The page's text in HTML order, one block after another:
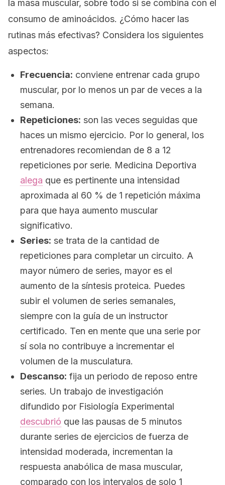
la masa muscular, sobre todo si se combina con el
consumo de aminoácidos. ¿Cómo hacer las
rutinas más efectivas? Considera los siguientes
aspectos:
Frecuencia: conviene entrenar cada grupo
muscular, por lo menos un par de veces a la
semana.
Repeticiones: son las veces seguidas que
haces un mismo ejercicio. Por lo general, los
entrenadores recomiendan de 8 a 12
repeticiones por serie. Medicina Deportiva
alega que es pertinente una intensidad
aproximada al 60 % de 1 repetición máxima
para que haya aumento muscular
significativo.
Series: se trata de la cantidad de
repeticiones para completar un circuito. A
mayor número de series, mayor es el
aumento de la síntesis proteica. Puedes
subir el volumen de series semanales,
siempre con la guía de un instructor
certificado. Ten en mente que una serie por
sí sola no contribuye a incrementar el
volumen de la musculatura.
Descanso: fija un periodo de reposo entre
series. Un trabajo de investigación
difundido por Fisiología Experimental
descubrió que las pausas de 5 minutos
durante series de ejercicios de fuerza de
intensidad moderada, incrementan la
respuesta anabólica de masa muscular,
comparado con los intervalos de solo 1